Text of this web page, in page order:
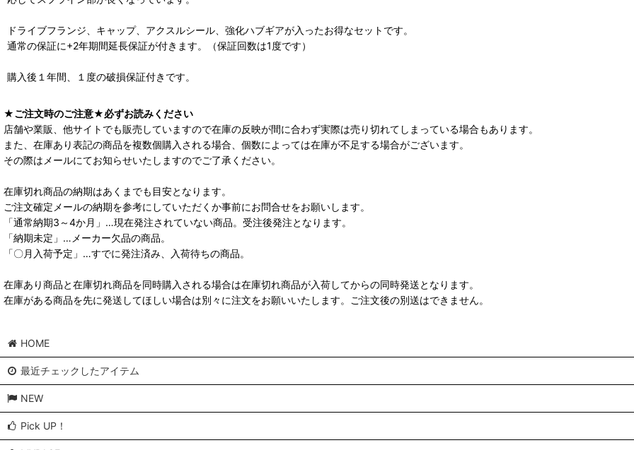
ドライブフランジ、キャップ、アクスルシール、強化ハブギアが入ったお得なセットです。
通常の保証に+2年期間延長保証が付きます。（保証回数は1度です）
購入後１年間、１度の破損保証付きです。
★ご注文時のご注意★必ずお読みください
店舗や業販、他サイトでも販売していますので在庫の反映が間に合わず実際は売り切れてしまっている場合もあります。
また、在庫あり表記の商品を複数個購入される場合、個数によっては在庫が不足する場合がございます。
その際はメールにてお知らせいたしますのでご了承ください。
在庫切れ商品の納期はあくまでも目安となります。
ご注文確定メールの納期を参考にしていただくか事前にお問合せをお願いします。
「通常納期3～4か月」…現在発注されていない商品。受注後発注となります。
「納期未定」…メーカー欠品の商品。
「〇月入荷予定」…すでに発注済み、入荷待ちの商品。
在庫あり商品と在庫切れ商品を同時購入される場合は在庫切れ商品が入荷してからの同時発送となります。
在庫がある商品を先に発送してほしい場合は別々に注文をお願いいたします。ご注文後の別送はできません。
HOME
最近チェックしたアイテム
NEW
Pick UP！